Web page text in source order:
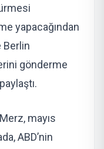
yapacağından
Berlin
gönderme
mayıs
ABD’nin